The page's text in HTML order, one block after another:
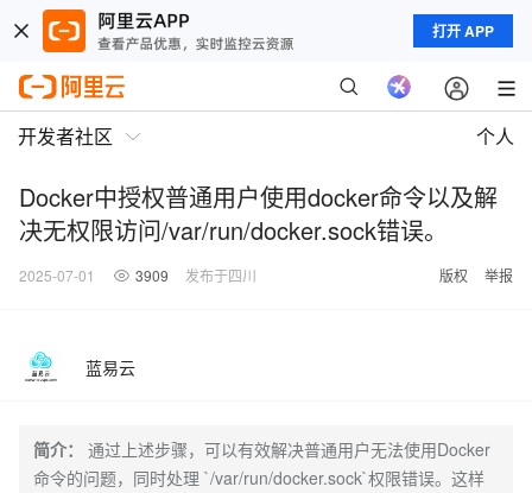
打开 APP
开发者社区 个人
Docker中授权普通用户使用docker命令以及解
决无权限访问/var/run/docker.sock错误。
2025-07-01 3909 发布于四川 版权 举报
蓝易云
简介：
通过上述步骤，可以有效解决普通用户无法使用Docker
命令的问题，同时处理 `/var/run/docker.sock`权限错误。这样